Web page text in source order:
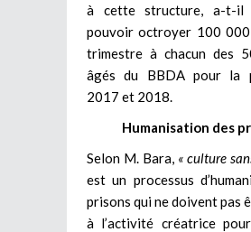
à cette structure, a-t-il
pouvoir octroyer 100
trimestre à chacun des
âgés du BBDA pour la
2017 et 2018.
Humanisation des
Selon M. Bara, « culture
est un processus
prisons qui ne doivent pas
à l’activité créatrice